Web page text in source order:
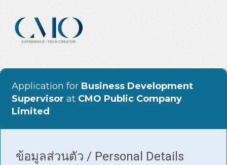
Application for Business Development
Supervisor at CMO Public Company
Limited
ข้อมูลส่วนตัว / Personal Details